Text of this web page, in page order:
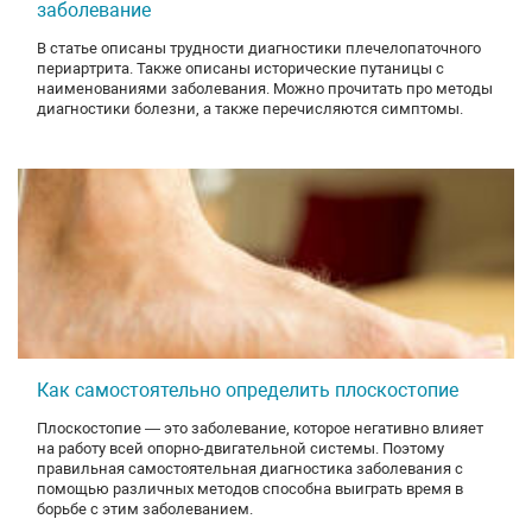
заболевание
В статье описаны трудности диагностики плечелопаточного
периартрита. Также описаны исторические путаницы с
наименованиями заболевания. Можно прочитать про методы
диагностики болезни, а также перечисляются симптомы.
Как самостоятельно определить плоскостопие
Плоскостопие — это заболевание, которое негативно влияет
на работу всей опорно-двигательной системы. Поэтому
правильная самостоятельная диагностика заболевания с
помощью различных методов способна выиграть время в
борьбе с этим заболеванием.